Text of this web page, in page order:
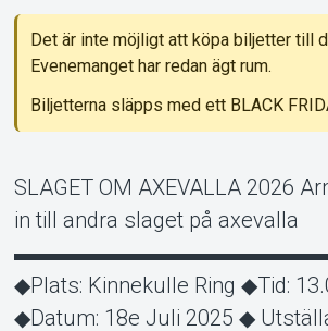
Om
Det är inte möjligt att köpa biljetter till
Evenemanget har redan ägt rum.
Biljetterna släpps med ett BLACK
SLAGET OM AXEVALLA 2026
in till andra slaget på axevalla
◆Plats: Kinnekulle Ring ◆Tid:
◆Datum: 18e Juli 2025 ◆